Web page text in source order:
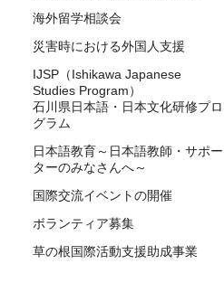
海外留学相談会
災害時における外国人支援
IJSP（Ishikawa Japanese
Studies Program）
石川県日本語・日本文化研修プロ
グラム
日本語教育～日本語教師・サポー
ターのみなさんへ～
国際交流イベントの開催
ボランティア募集
草の根国際活動支援助成事業